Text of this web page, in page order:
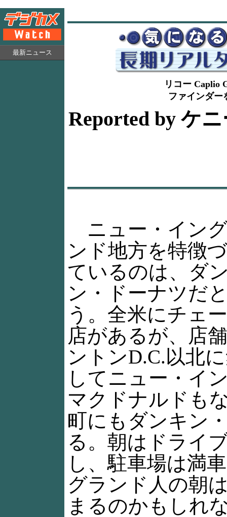
最新ニュース
リコー Caplio
ファインダー
Reported by ケ
ニュー・イン
ンド地方を特徴
ているのは、ダ
ン・ドーナツだ
う。全米にチェ
店があるが、店
ントンD.C.以北
してニュー・イ
マクドナルドも
町にもダンキン
る。朝はドライ
し、駐車場は満
グランド人の朝
まるのかもしれ